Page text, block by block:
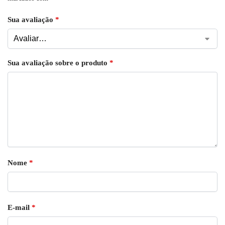
Sua avaliação *
Sua avaliação sobre o produto *
Nome *
E-mail *